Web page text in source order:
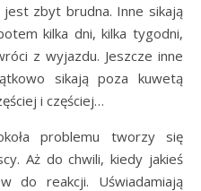
zbyt brudna. Inne sikają
kilka dni, kilka tygodni,
z wyjazdu. Jeszcze inne
sikają poza kuwetą
i częściej…
problemu tworzy się
Aż do chwili, kiedy jakieś
do reakcji. Uświadamiają